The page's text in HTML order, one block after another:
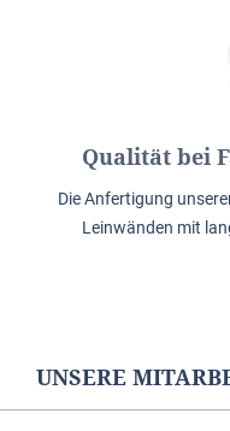
Qualität bei
Die Anfertigung
Leinwänden mit
UNSERE